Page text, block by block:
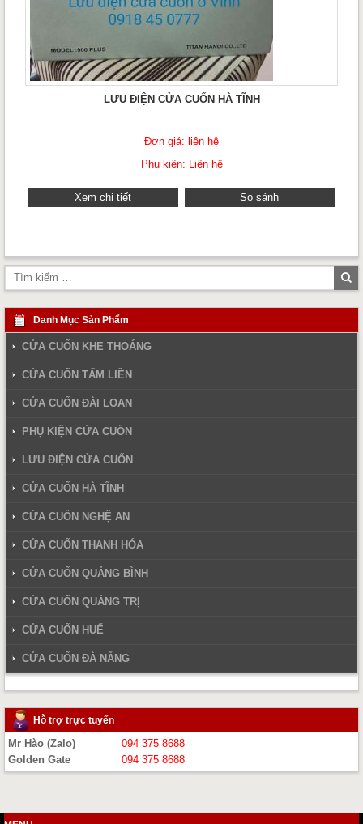
LƯU ĐIỆN CỬA CUỐN HÀ TĨNH
Đơn giá: liên hệ
Phụ kiện: Liên hệ
Xem chi tiết So sánh
Danh Mục Sản Phẩm
CỬA CUỐN KHE THOÁNG
CỬA CUỐN TẤM LIỀN
CỬA CUỐN ĐÀI LOAN
PHỤ KIỆN CỬA CUỐN
LƯU ĐIỆN CỬA CUỐN
CỬA CUỐN HÀ TĨNH
CỬA CUỐN NGHỆ AN
CỬA CUỐN THANH HÓA
CỬA CUỐN QUẢNG BÌNH
CỬA CUỐN QUẢNG TRỊ
CỬA CUỐN HUẾ
CỬA CUỐN ĐÀ NẴNG
Hỗ trợ trực tuyến
Mr Hào (Zalo)
094 375 8688
Golden Gate
094 375 8688